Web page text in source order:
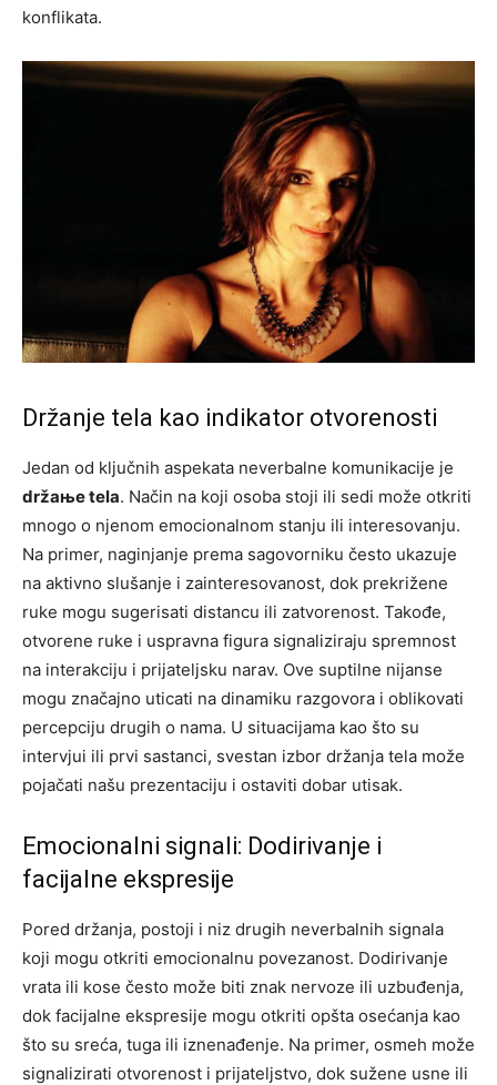
konflikata.
Držanje tela kao indikator otvorenosti
Jedan od ključnih aspekata neverbalne komunikacije je
držaње tela. Način na koji osoba stoji ili sedi može otkriti
mnogo o njenom emocionalnom stanju ili interesovanju.
Na primer, naginjanje prema sagovorniku često ukazuje
na aktivno slušanje i zainteresovanost, dok prekrižene
ruke mogu sugerisati distancu ili zatvorenost. Takođe,
otvorene ruke i uspravna figura signaliziraju spremnost
na interakciju i prijateljsku narav. Ove suptilne nijanse
mogu značajno uticati na dinamiku razgovora i oblikovati
percepciju drugih o nama. U situacijama kao što su
intervjui ili prvi sastanci, svestan izbor držanja tela može
pojačati našu prezentaciju i ostaviti dobar utisak.
Emocionalni signali: Dodirivanje i
facijalne ekspresije
Pored držanja, postoji i niz drugih neverbalnih signala
koji mogu otkriti emocionalnu povezanost. Dodirivanje
vrata ili kose često može biti znak nervoze ili uzbuđenja,
dok facijalne ekspresije mogu otkriti opšta osećanja kao
što su sreća, tuga ili iznenađenje. Na primer, osmeh može
signalizirati otvorenost i prijateljstvo, dok sužene usne ili